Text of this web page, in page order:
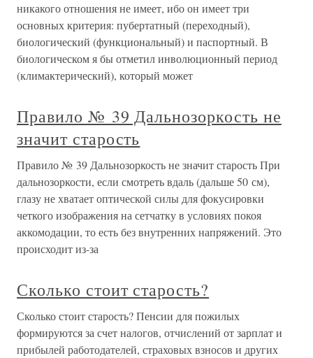
никакого отношения не имеет, ибо он имеет три
основных критерия: пубертатный (переходный),
биологический (функциональный) и паспортный. В
биологическом я бы отметил инволюционный период
(климактерический), который может
Правило № 39 Дальнозоркость не
значит старость
Правило № 39 Дальнозоркость не значит старость При
дальнозоркости, если смотреть вдаль (дальше 50 см),
глазу не хватает оптической силы для фокусировки
четкого изображения на сетчатку в условиях покоя
аккомодации, то есть без внутренних напряжений. Это
происходит из-за
Сколько стоит старость?
Сколько стоит старость? Пенсии для пожилых
формируются за счет налогов, отчислений от зарплат и
прибылей работодателей, страховых взносов и других